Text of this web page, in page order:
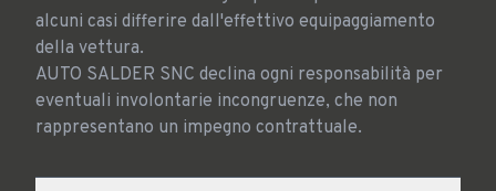
alcuni casi differire dall'effettivo equipaggiamento
della vettura.
AUTO SALDER SNC declina ogni responsabilità per
eventuali involontarie incongruenze, che non
rappresentano un impegno contrattuale.